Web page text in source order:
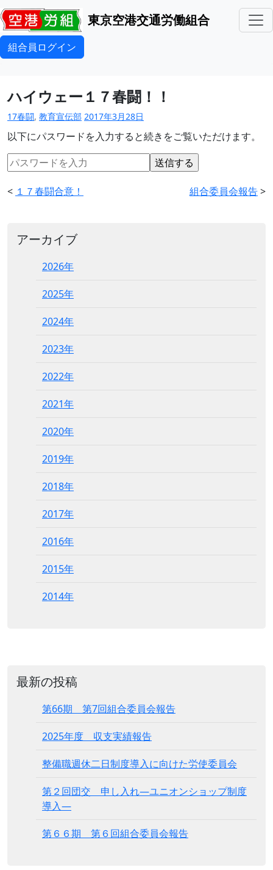
東京空港交通労働組合
組合員ログイン
アーカイブ
2026年
2025年
2024年
2023年
2022年
2021年
2020年
2019年
2018年
2017年
2016年
2015年
2014年
ハイウェー１７春闘！！
17春闘, 教育宣伝部 2017年3月28日
以下にパスワードを入力すると続きをご覧いただけます。
< １７春闘合意！ 組合委員会報告>
最新の投稿
第66期 第7回組合委員会報告
2025年度 収支実績報告
整備職週休二日制度導入に向けた労使委員会
第２回団交 申し入れ―ユニオンショップ制度
導入―
第６６期 第６回組合委員会報告